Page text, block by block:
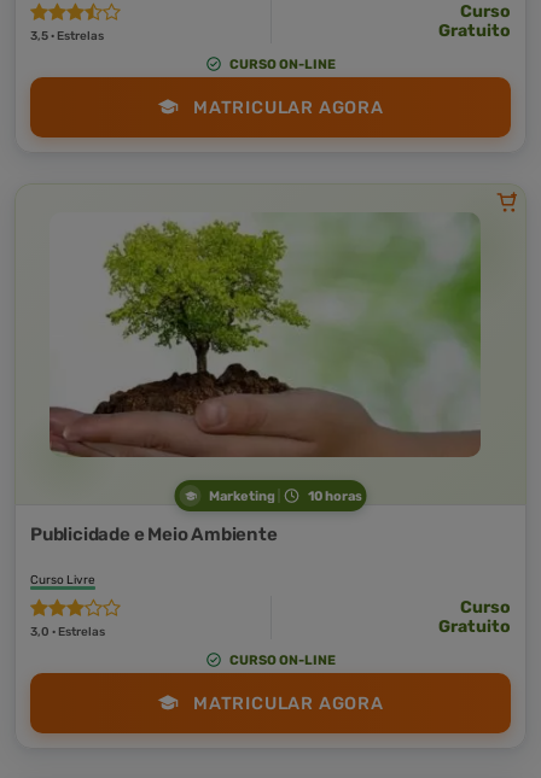
3,5 · Estrelas
Curso
Gratuito
CURSO ON-LINE
MATRICULAR AGORA
Marketing 10 horas
Publicidade e Meio Ambiente
Curso Livre
3,0 · Estrelas
Curso
Gratuito
CURSO ON-LINE
MATRICULAR AGORA